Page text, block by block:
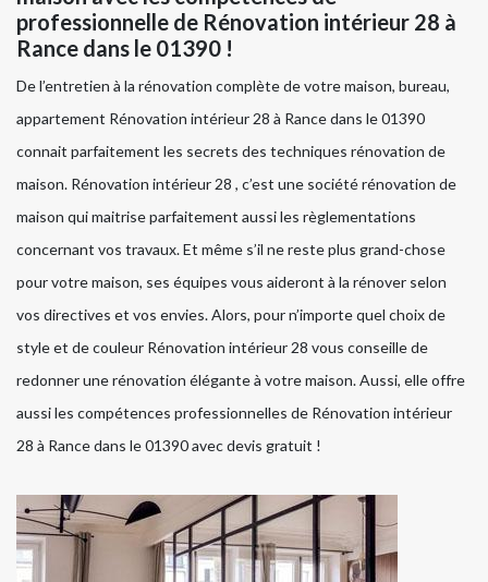
professionnelle de Rénovation intérieur 28 à
Rance dans le 01390 !
De l’entretien à la rénovation complète de votre maison, bureau,
appartement Rénovation intérieur 28 à Rance dans le 01390
connait parfaitement les secrets des techniques rénovation de
maison. Rénovation intérieur 28 , c’est une société rénovation de
maison qui maitrise parfaitement aussi les règlementations
concernant vos travaux. Et même s’il ne reste plus grand-chose
pour votre maison, ses équipes vous aideront à la rénover selon
vos directives et vos envies. Alors, pour n’importe quel choix de
style et de couleur Rénovation intérieur 28 vous conseille de
redonner une rénovation élégante à votre maison. Aussi, elle offre
aussi les compétences professionnelles de Rénovation intérieur
28 à Rance dans le 01390 avec devis gratuit !